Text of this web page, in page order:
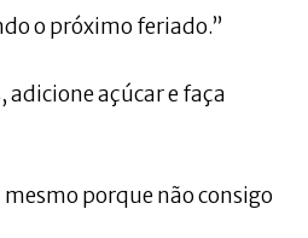
o próximo feriado.”
adicione açúcar e faça
porque não consigo